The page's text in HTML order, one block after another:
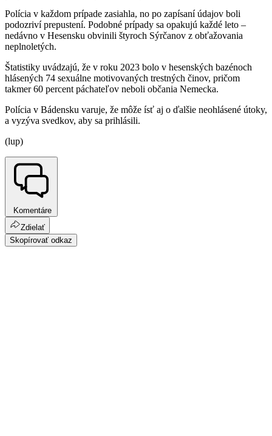
Polícia v každom prípade zasiahla, no po zapísaní údajov boli
podozriví prepustení. Podobné prípady sa opakujú každé leto –
nedávno v Hesensku obvinili štyroch Sýrčanov z obťažovania
neplnoletých.
Štatistiky uvádzajú, že v roku 2023 bolo v hesenských bazénoch
hlásených 74 sexuálne motivovaných trestných činov, pričom
takmer 60 percent páchateľov neboli občania Nemecka.
Polícia v Bádensku varuje, že môže ísť aj o ďalšie neohlásené útoky,
a vyzýva svedkov, aby sa prihlásili.
(lup)
Komentáre
Zdielať
Skopírovať odkaz